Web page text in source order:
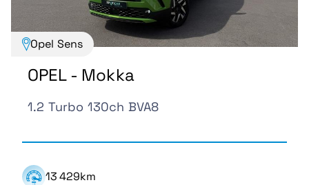
Opel Sens
OPEL - Mokka
1.2 Turbo 130ch BVA8
13 429km